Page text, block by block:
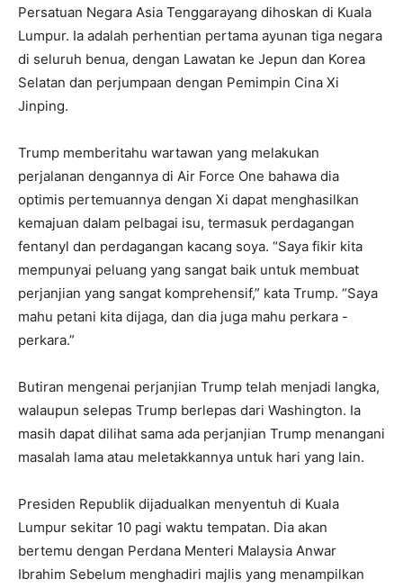
Persatuan Negara Asia Tenggarayang dihoskan di Kuala
Lumpur. Ia adalah perhentian pertama ayunan tiga negara
di seluruh benua, dengan Lawatan ke Jepun dan Korea
Selatan dan perjumpaan dengan Pemimpin Cina Xi
Jinping.
Trump memberitahu wartawan yang melakukan
perjalanan dengannya di Air Force One bahawa dia
optimis pertemuannya dengan Xi dapat menghasilkan
kemajuan dalam pelbagai isu, termasuk perdagangan
fentanyl dan perdagangan kacang soya. “Saya fikir kita
mempunyai peluang yang sangat baik untuk membuat
perjanjian yang sangat komprehensif,” kata Trump. “Saya
mahu petani kita dijaga, dan dia juga mahu perkara -
perkara.”
Butiran mengenai perjanjian Trump telah menjadi langka,
walaupun selepas Trump berlepas dari Washington. Ia
masih dapat dilihat sama ada perjanjian Trump menangani
masalah lama atau meletakkannya untuk hari yang lain.
Presiden Republik dijadualkan menyentuh di Kuala
Lumpur sekitar 10 pagi waktu tempatan. Dia akan
bertemu dengan Perdana Menteri Malaysia Anwar
Ibrahim Sebelum menghadiri majlis yang menampilkan